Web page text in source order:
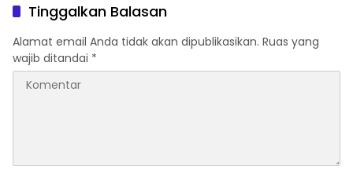
Tinggalkan Balasan
Alamat email Anda tidak akan dipublikasikan. Ruas yang
wajib ditandai *